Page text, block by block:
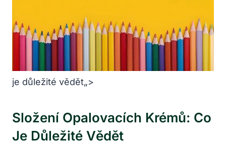
je důležité vědět„>
Složení Opalovacích Krémů: Co
Je Důležité Vědět